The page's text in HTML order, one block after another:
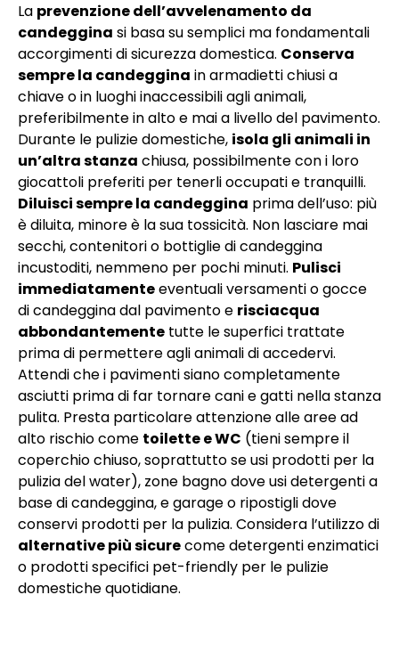
La prevenzione dell’avvelenamento da
candeggina si basa su semplici ma fondamentali
accorgimenti di sicurezza domestica. Conserva
sempre la candeggina in armadietti chiusi a
chiave o in luoghi inaccessibili agli animali,
preferibilmente in alto e mai a livello del pavimento.
Durante le pulizie domestiche, isola gli animali in
un’altra stanza chiusa, possibilmente con i loro
giocattoli preferiti per tenerli occupati e tranquilli.
Diluisci sempre la candeggina prima dell’uso: più
è diluita, minore è la sua tossicità. Non lasciare mai
secchi, contenitori o bottiglie di candeggina
incustoditi, nemmeno per pochi minuti. Pulisci
immediatamenteeventuali versamenti o gocce
di candeggina dal pavimento e risciacqua
abbondantemente tutte le superfici trattate
prima di permettere agli animali di accedervi.
Attendi che i pavimenti siano completamente
asciutti prima di far tornare cani e gatti nella stanza
pulita. Presta particolare attenzione alle aree ad
alto rischio come toilette e WC (tieni sempre il
coperchio chiuso, soprattutto se usi prodotti per la
pulizia del water), zone bagno dove usi detergenti a
base di candeggina, e garage o ripostigli dove
conservi prodotti per la pulizia. Considera l’utilizzo di
alternative più sicurecome detergenti enzimatici
o prodotti specifici pet-friendly per le pulizie
domestiche quotidiane.